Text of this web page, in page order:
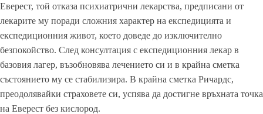
Еверест, той отказа психиатрични лекарства, предписани от
лекарите му поради сложния характер на експедицията и
експедиционния живот, което доведе до изключително
безпокойство. След консултация с експедиционния лекар в
базовия лагер, възобновява лечението си и в крайна сметка
състоянието му се стабилизира. В крайна сметка Ричардс,
преодолявайки страховете си, успява да достигне връхната точка
на Еверест без кислород.